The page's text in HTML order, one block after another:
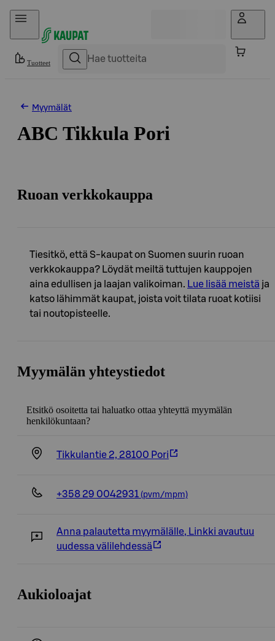
Hyppää sisältöön
Tuotteet
Myymälät
ABC Tikkula Pori
Ruoan verkkokauppa
Tiesitkö, että S-kaupat on Suomen suurin ruoan
verkkokauppa? Löydät meiltä tuttujen kauppojen
aina edullisen ja laajan valikoiman. Lue lisää meistä ja
katso lähimmät kaupat, joista voit tilata ruoat kotiisi
tai noutopisteelle.
Myymälän yhteystiedot
Etsitkö osoitetta tai haluatko ottaa yhteyttä myymälän
henkilökuntaan?
Tikkulantie 2, 28100 Pori
+358 29 0042931 (pvm/mpm)
Anna palautetta myymälälle, Linkki avautuu
uudessa välilehdessä
Aukioloajat